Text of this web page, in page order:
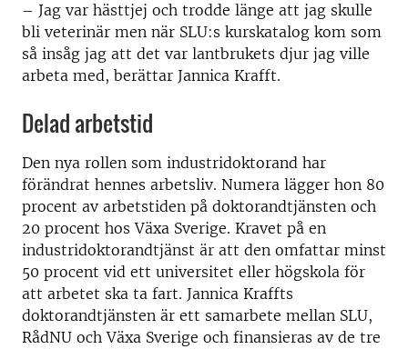
– Jag var hästtjej och trodde länge att jag skulle
bli veterinär men när SLU:s kurskatalog kom som
så insåg jag att det var lantbrukets djur jag ville
arbeta med, berättar Jannica Krafft.
Delad arbetstid
Den nya rollen som industridoktorand har
förändrat hennes arbetsliv. Numera lägger hon 80
procent av arbetstiden på doktorandtjänsten och
20 procent hos Växa Sverige. Kravet på en
industridoktorandtjänst är att den omfattar minst
50 procent vid ett universitet eller högskola för
att arbetet ska ta fart. Jannica Kraffts
doktorandtjänsten är ett samarbete mellan SLU,
RådNU och Växa Sverige och finansieras av de tre